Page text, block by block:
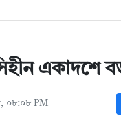
একাদশে
০৮:০৮ PM